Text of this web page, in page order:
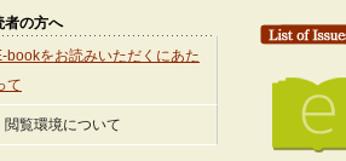
者の方へ
bookをお読みいただくにあた
て
閲覧環境について